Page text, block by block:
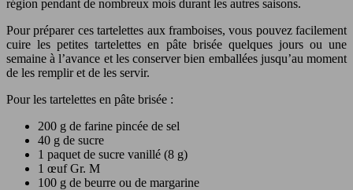
région pendant de nombreux mois durant les autres saisons.
Pour préparer ces tartelettes aux framboises, vous pouvez facilement
cuire les petites tartelettes en pâte brisée quelques jours ou une
semaine à l’avance et les conserver bien emballées jusqu’au moment
de les remplir et de les servir.
Pour les tartelettes en pâte brisée :
200 g de farine pincée de sel
40 g de sucre
1 paquet de sucre vanillé (8 g)
1 œuf Gr. M
100 g de beurre ou de margarine